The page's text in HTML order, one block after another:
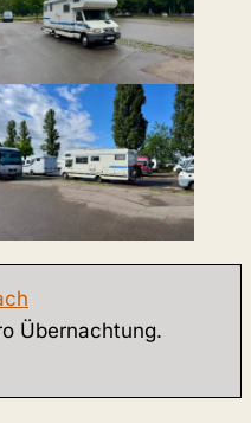
Übernachtung.